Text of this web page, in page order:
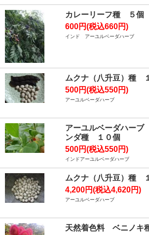
カレーリーフ種 ５個
600円(税込660円)
インド アーユルベーダハーブ
ムクナ（八升豆）種
500円(税込550円)
アーユルベーダハーブ
アーユルベーダハー
ンダ種 １０個
500円(税込550円)
インドアーユルベーダハーブ
ムクナ（八升豆）種
4,200円(税込4,620円)
アーユルベーダハーブ
天然着色料 ベニノキ